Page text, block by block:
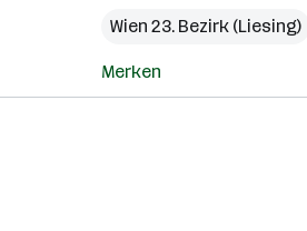
Wien 23. Bezirk (Liesing)
Merken